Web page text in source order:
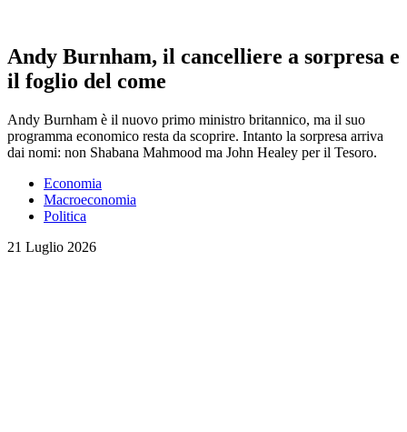
Andy Burnham, il cancelliere a sorpresa e
il foglio del come
Andy Burnham è il nuovo primo ministro britannico, ma il suo
programma economico resta da scoprire. Intanto la sorpresa arriva
dai nomi: non Shabana Mahmood ma John Healey per il Tesoro.
Economia
Macroeconomia
Politica
21 Luglio 2026